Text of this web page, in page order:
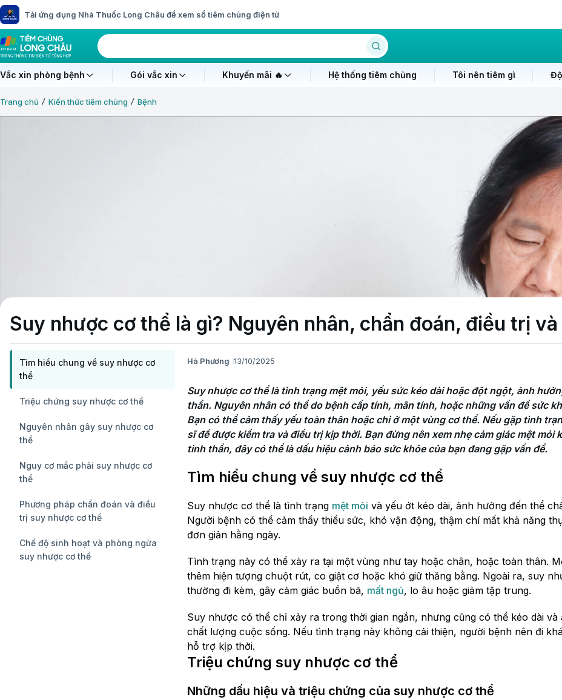
Tải ứng dụng Nhà Thuốc Long Châu để xem sổ tiêm chủng điện tử
Vắc xin phòng bệnh Gói vắc xin Khuyến mãi 🔥 Hệ thống tiêm chủng Tôi nên tiêm gì
Trang chủ Kiến thức tiêm chủng Bệnh
Suy nhược cơ thể là gì? Nguyên nhân, chẩn đoán, điều trị
Tìm hiểu chung về suy nhược cơ
thể
Triệu chứng suy nhược cơ thể
Nguyên nhân gây suy nhược cơ
thể
Nguy cơ mắc phải suy nhược cơ
thể
Phương pháp chẩn đoán và điều
trị suy nhược cơ thể
Chế độ sinh hoạt và phòng ngừa
suy nhược cơ thể
Hà Phương 13/10/2025
Suy nhược cơ thể là tình trạng mệt mỏi, yếu sức kéo dài hoặc đột ngột, ảnh
thần. Nguyên nhân có thể do bệnh cấp tính, mãn tính, hoặc những vấn đề sức
Bạn có thể cảm thấy yếu toàn thân hoặc chỉ ở một vùng cơ thể. Nếu gặp tình
sĩ để được kiểm tra và điều trị kịp thời. Bạn đừng nên xem nhẹ cảm giác mệt mỏi
tinh thần, đây có thể là dấu hiệu cảnh báo sức khỏe của bạn đang gặp vấn đề.
Tìm hiểu chung về suy nhược cơ thể
Suy nhược cơ thể là tình trạng mệt mỏi và yếu ớt kéo dài, ảnh hưởng đến thể
Người bệnh có thể cảm thấy thiếu sức, khó vận động, thậm chí mất khả năng
đơn giản hằng ngày.
Tình trạng này có thể xảy ra tại một vùng như tay hoặc chân, hoặc toàn thân.
thêm hiện tượng chuột rút, co giật cơ hoặc khó giữ thăng bằng. Ngoài ra, suy
thường đi kèm, gây cảm giác buồn bã, mất ngủ, lo âu hoặc giảm tập trung.
Suy nhược có thể chỉ xảy ra trong thời gian ngắn, nhưng cũng có thể kéo dài
chất lượng cuộc sống. Nếu tình trạng này không cải thiện, người bệnh nên đi
hỗ trợ kịp thời.
Triệu chứng suy nhược cơ thể
Những dấu hiệu và triệu chứng của suy nhược cơ thể